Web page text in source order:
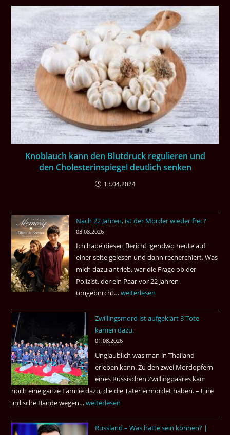
Knoblauch kann den Blutdruck regulieren und
den Cholesterinspiegel deutlich senken
13.04.2024
Nach 22 Jahren, ist der Mörder wieder frei ?
03.08.2026
Ich habe diesen Bericht igendwo heute auf
einer seite gelesen und dann recherchiert. Was
mich dazu antrieb, war die Frage ob der
Polizist, der ein Paar vor 22 Jahren
umgebnrcht…Nach
Jahren,
ist
der
Mörder
wieder
frei
?
weiterlesen
Zwillingsmord ist aufgeklärt 3 Tote
kamen dazu.
01.08.2026
Unglaublich was man in Thailand
erleben kann. Zu den zwei Mordopfern
eines Russischen Zwillingpaares kam
noch eine ganze Familie dazu, die die Täter ermordet haben. – Eine
indische Bande wegen…Zwillingsmord
aufgeklärt
weiterlesen
Russland – Was hätte sein können? |